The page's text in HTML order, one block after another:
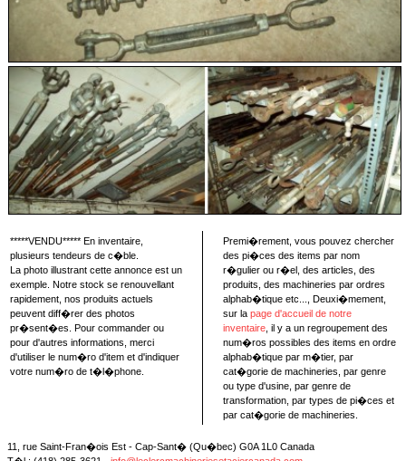
*****VENDU***** En inventaire,
plusieurs tendeurs de c�ble.
La photo illustrant cette annonce est un
exemple. Notre stock se renouvellant
rapidement, nos produits actuels
peuvent diff�rer des photos
pr�sent�es. Pour commander ou
pour d'autres informations, merci
d'utiliser le num�ro d'item et d'indiquer
votre num�ro de t�l�phone.
Premi�rement, vous pouvez chercher
des pi�ces des items par nom
r�gulier ou r�el, des articles, des
produits, des machineries par ordres
alphab�tique etc..., Deuxi�mement,
sur la page d'accueil de notre
inventaire , il y a un regroupement des
num�ros possibles des items en ordre
alphab�tique par m�tier, par
cat�gorie de machineries, par genre
ou type d'usine, par genre de
transformation, par types de pi�ces et
par cat�gorie de machineries.
11, rue Saint-Fran�ois Est - Cap-Sant� (Qu�bec) G0A 1L0 Canada